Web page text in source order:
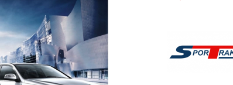
Enviar